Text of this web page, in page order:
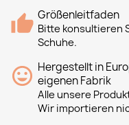
Größenleitfaden
Bitte konsultieren
Schuhe.
Hergestellt in
eigenen Fabrik
Alle unsere
Wir importieren